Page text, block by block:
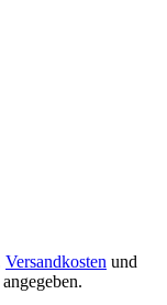
Versandkosten und